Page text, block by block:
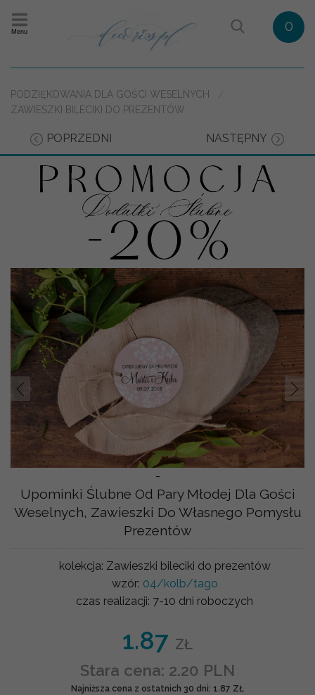
Menu 0
PODZIĘKOWANIA DLA GOŚCI WESELNYCH
ZAWIESZKI BILECIKI DO PREZENTÓW
POPRZEDNI NASTĘPNY
-
Prev
Upominki Ślubne Od Pary Młodej Dla Gości
Weselnych, Zawieszki Do Własnego Pomysłu
Prezentów
kolekcja: Zawieszki bileciki do prezentów
wzór: 04/kolb/tago
czas realizacji: 7-10 dni roboczych
1.87 ZŁ
Stara cena: 2.20 PLN
Najniższa cena z ostatnich 30 dni: 1.87 ZŁ